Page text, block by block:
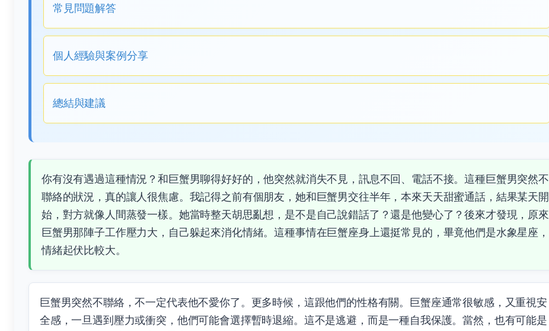
常見問題解答
個人經驗與案例分享
總結與建議
你有沒有遇過這種情況？和巨蟹男聊得好好的，他突然就消失不見，訊息不回、電話不接。這種巨蟹男突然不
聯絡的狀況，真的讓人很焦慮。我記得之前有個朋友，她和巨蟹男交往半年，本來天天甜蜜通話，結果某天開
始，對方就像人間蒸發一樣。她當時整天胡思亂想，是不是自己說錯話了？還是他變心了？後來才發現，原來
巨蟹男那陣子工作壓力大，自己躲起來消化情緒。這種事情在巨蟹座身上還挺常見的，畢竟他們是水象星座，
情緒起伏比較大。
巨蟹男突然不聯絡，不一定代表他不愛你了。更多時候，這跟他們的性格有關。巨蟹座通常很敏感，又重視安
全感，一旦遇到壓力或衝突，他們可能會選擇暫時退縮。這不是逃避，而是一種自我保護。當然，也有可能是